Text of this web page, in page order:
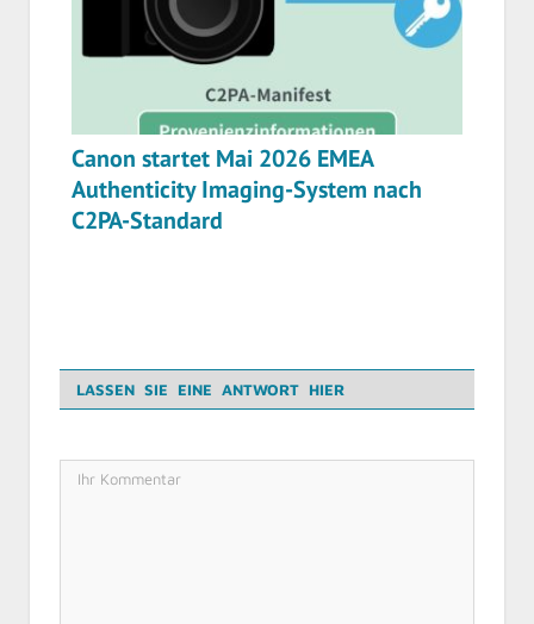
Canon startet Mai 2026 EMEA
Authenticity Imaging-System nach
C2PA-Standard
LASSEN SIE EINE ANTWORT HIER